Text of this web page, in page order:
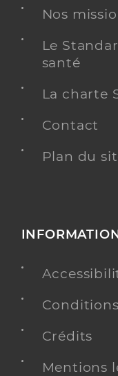
Nos
Le
santé
La charte
Contact
Plan du
Crédits
Mentions